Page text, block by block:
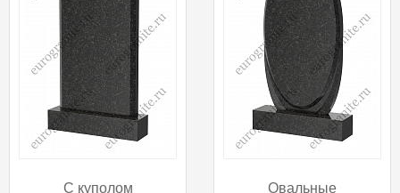
С куполом Овальные